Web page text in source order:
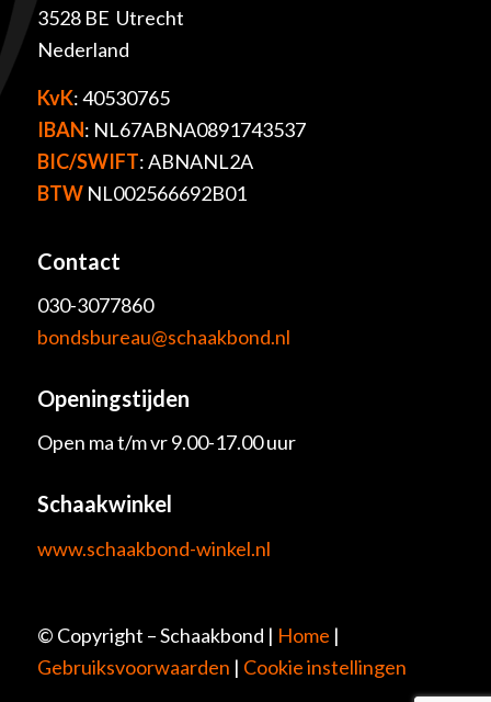
3528 BE Utrecht
Nederland
KvK: 40530765
IBAN: NL67ABNA0891743537
BIC/SWIFT: ABNANL2A
BTWNL002566692B01
Contact
030-3077860
bondsbureau@schaakbond.nl
Openingstijden
Open ma t/m vr 9.00-17.00 uur
Schaakwinkel
www.schaakbond-winkel.nl
© Copyright – Schaakbond | Home |
Gebruiksvoorwaarden | Cookie instellingen